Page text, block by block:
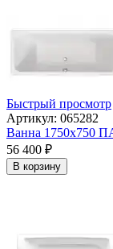
Быстрый просмотр
Артикул: 065282
Ванна 1750x750
56 400 ₽
В корзину